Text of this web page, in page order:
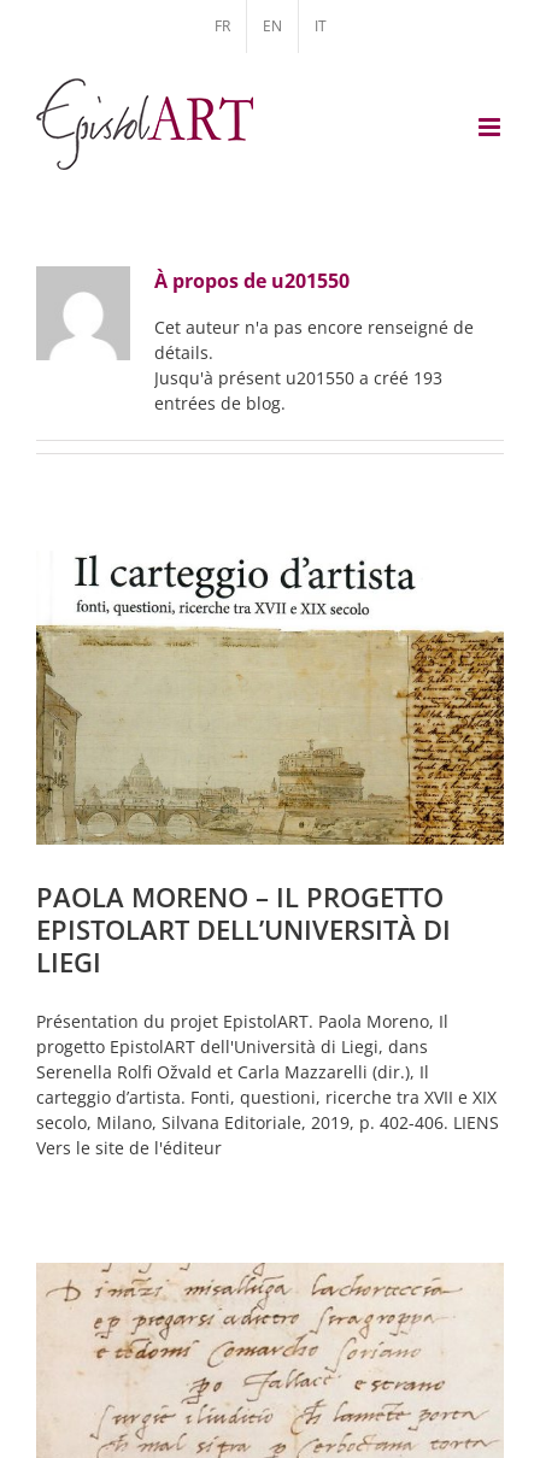
FR EN IT
À propos de u201550
Cet auteur n'a pas encore renseigné de
détails.
Jusqu'à présent u201550 a créé 193
entrées de blog.
PAOLA MORENO – IL PROGETTO
EPISTOLART DELL’UNIVERSITÀ DI
LIEGI
Présentation du projet EpistolART. Paola Moreno, Il
progetto EpistolART dell'Università di Liegi, dans
Serenella Rolfi Ožvald et Carla Mazzarelli (dir.), Il
carteggio d’artista. Fonti, questioni, ricerche tra XVII e XIX
secolo, Milano, Silvana Editoriale, 2019, p. 402-406. LIENS
Vers le site de l'éditeur